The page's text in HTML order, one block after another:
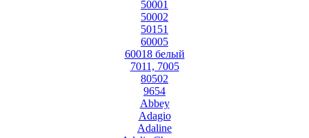
50001
50002
50151
60005
60018 белый
7011, 7005
80502
9654
Abbey
Adagio
Adaline